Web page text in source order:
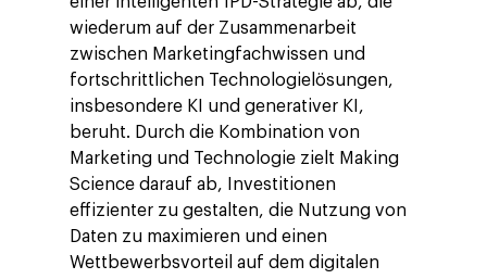
wiederum auf der Zusammenarbeit
zwischen Marketingfachwissen und
fortschrittlichen Technologielösungen,
insbesondere KI und generativer KI,
beruht. Durch die Kombination von
Marketing und Technologie zielt Making
Science darauf ab, Investitionen
effizienter zu gestalten, die Nutzung von
Daten zu maximieren und einen
Wettbewerbsvorteil auf dem digitalen